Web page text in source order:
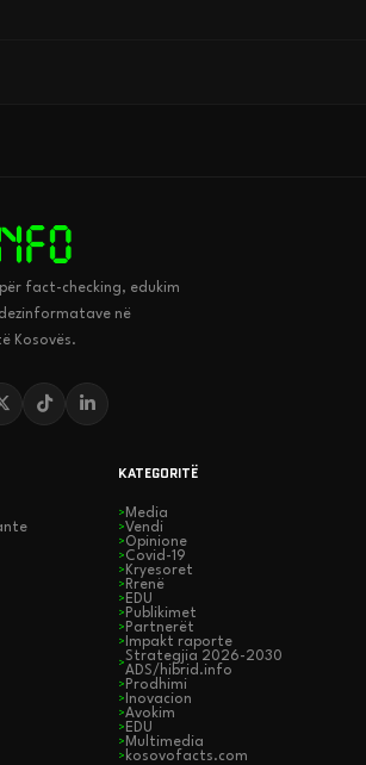
fact-checking, edukim
në
Kosovës.
KATEGORITË
> Media
>Vendi
> Opinione
> Covid-19
> Kryesoret
> Rrenë
> EDU
> Publikimet
> Partnerët
> Impakt raporte
>Strategjia 2026-2030
ADS/hibrid.info
> Prodhimi
> Inovacion
>Avokim
> EDU
> Multimedia
> kosovofacts.com